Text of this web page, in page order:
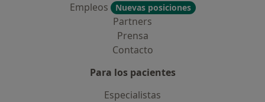
Empleos
Nuevas posiciones
Partners
Prensa
Contacto
Para los pacientes
Especialistas